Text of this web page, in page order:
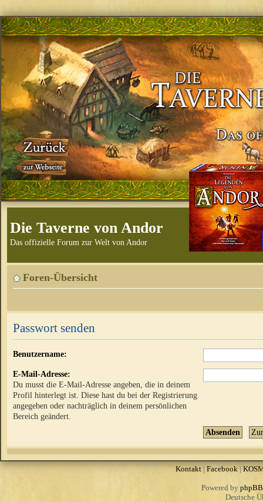
Die Taverne von Andor
Das offizielle Forum zur Welt von Andor
Foren-Übersicht
Passwort senden
Benutzername:
E-Mail-Adresse:
Du musst die E-Mail-Adresse angeben, die in deinem
Profil hinterlegt ist. Diese hast du bei der Registrierung
angegeben oder nachträglich in deinem persönlichen
Bereich geändert.
Kontakt| Facebook |
Powered by phpBB
Deutsche